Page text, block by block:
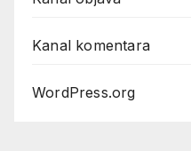
Kanal komentara
WordPress.org